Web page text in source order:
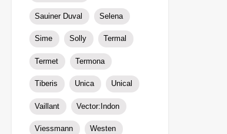
Sauiner Duval Selena
Sime Solly Termal
Termet Termona
Tiberis Unica Unical
Vaillant Vector:Indon
Viessmann Westen